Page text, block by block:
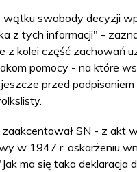
wątku swobody decyzji
z tych informacji" -
z kolei część zachowań
pomocy - na które
jeszcze przed
SN - z akt
w 1947 r. oskarżeniu
ma się taka deklaracja